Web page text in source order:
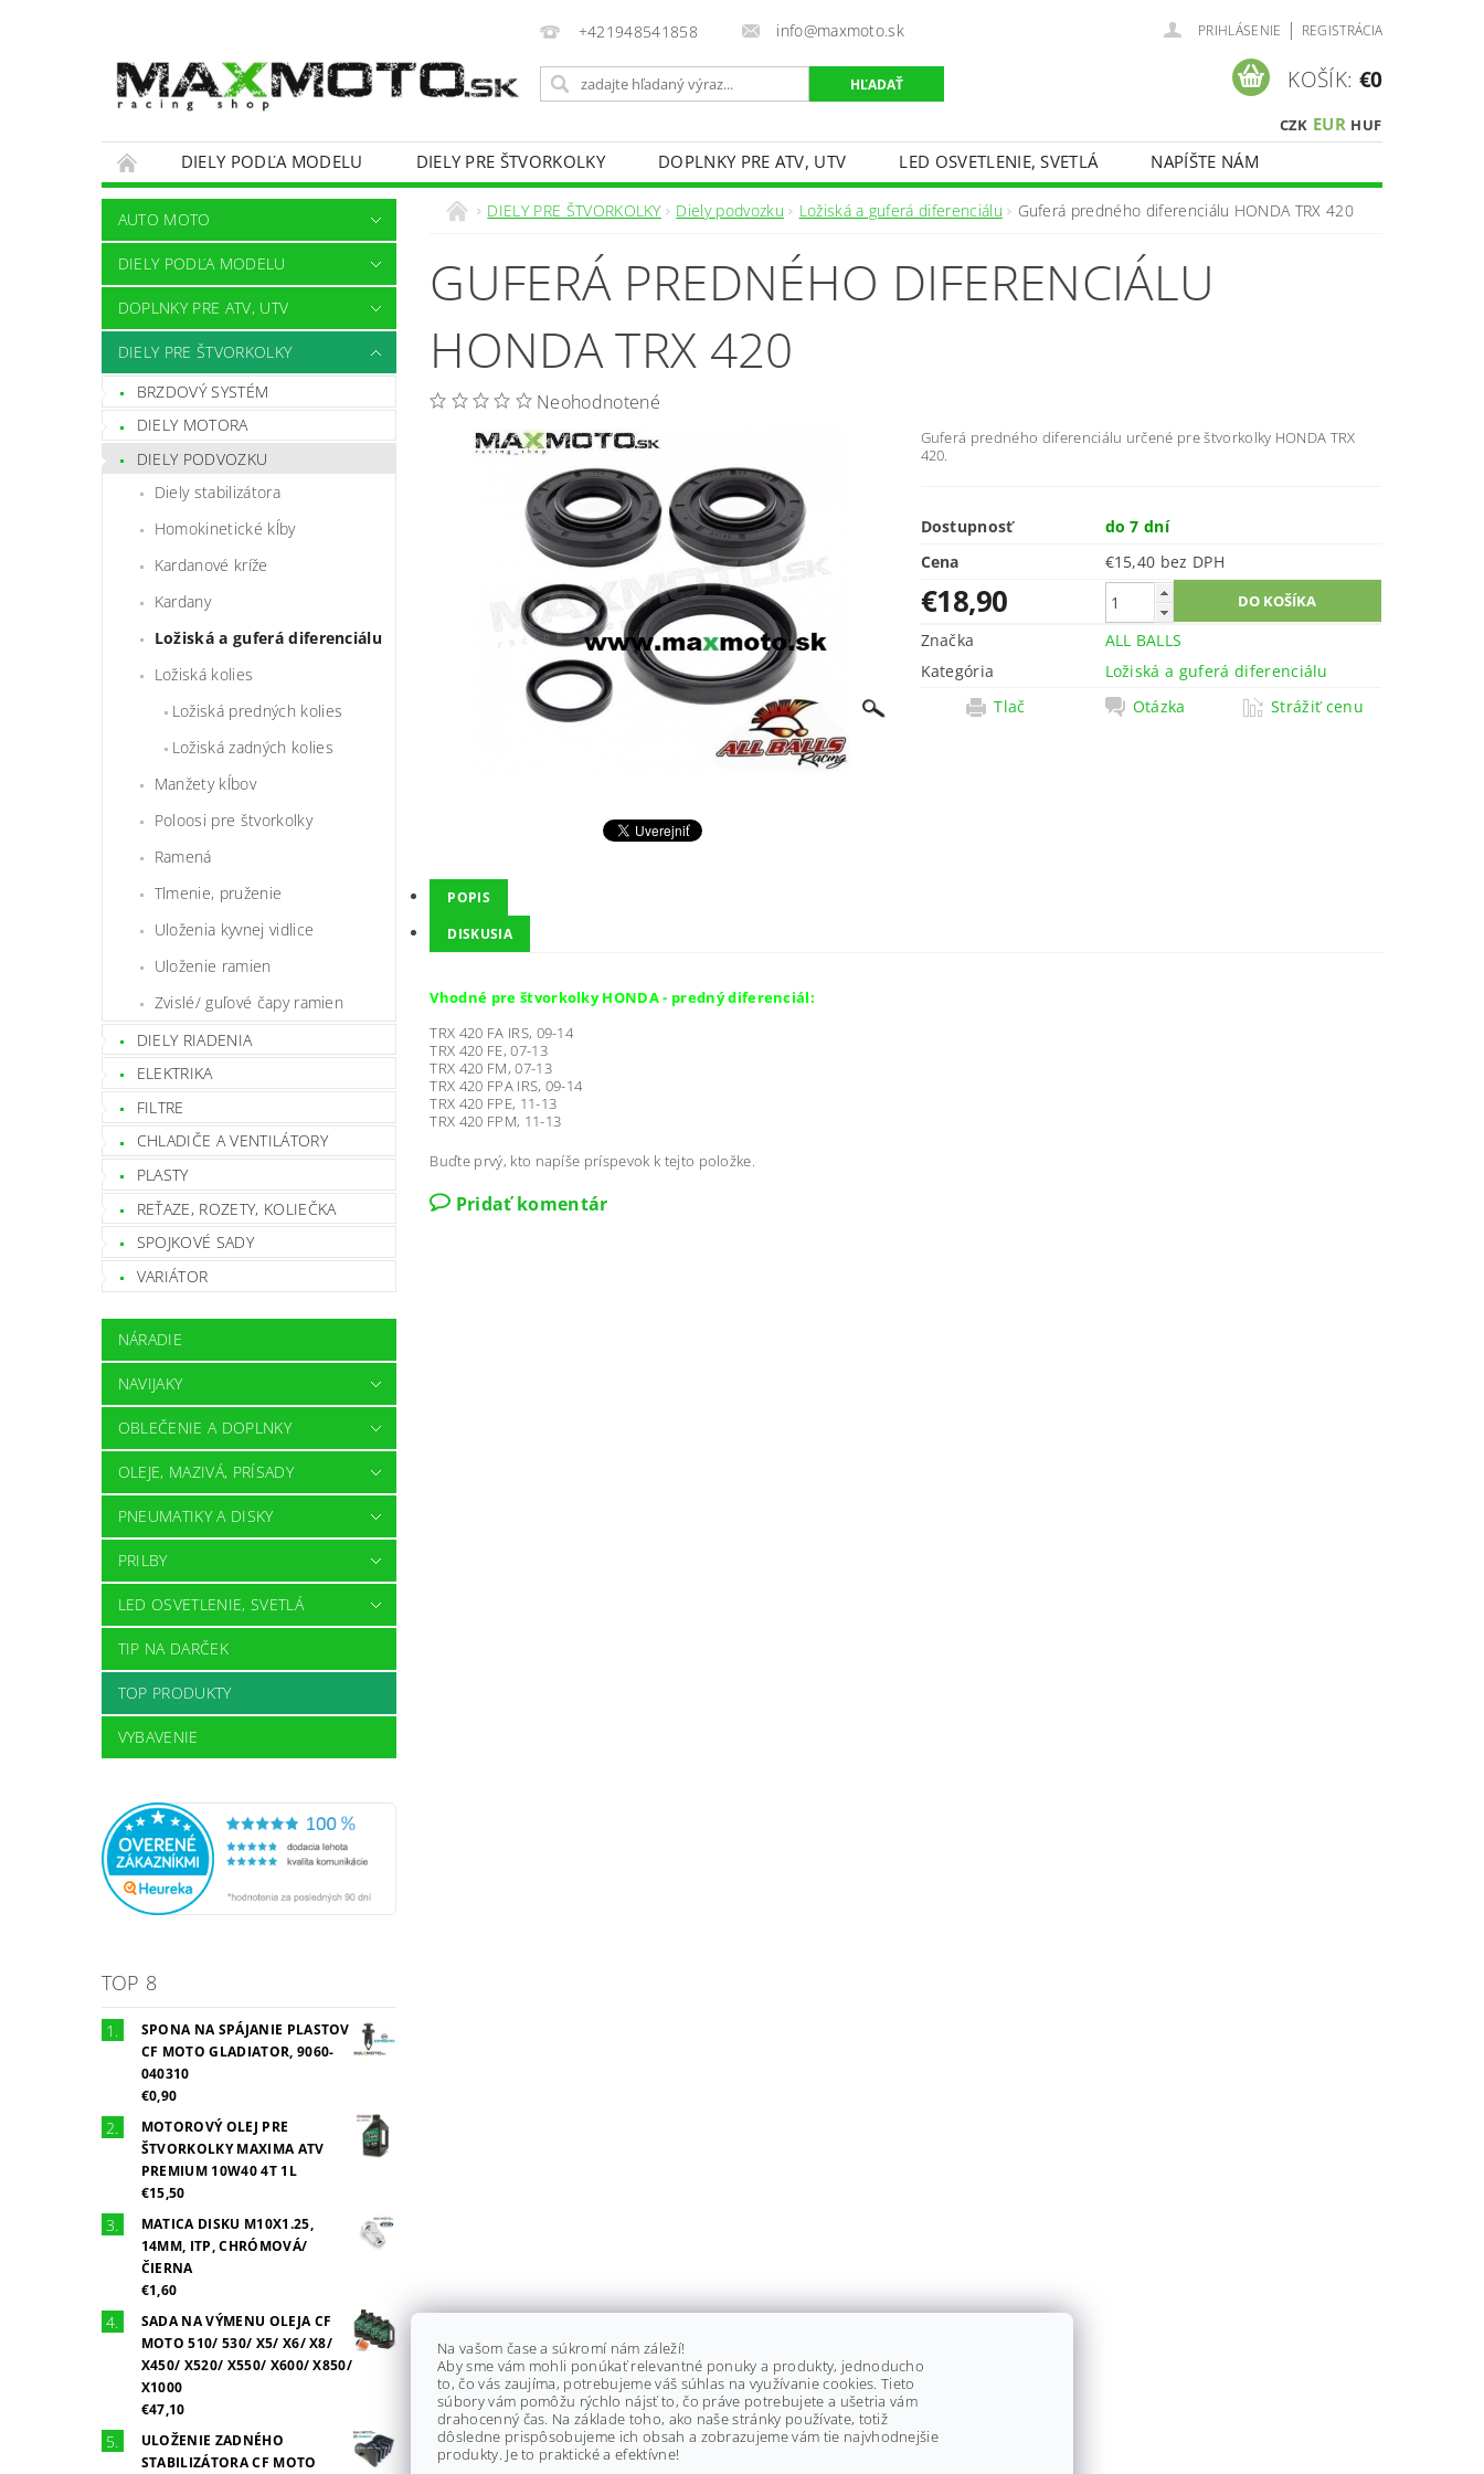
+421948541858 info@maxmoto.sk PRIHLÁSENIE | REGISTRÁCIA
CZK EUR HUF
KOŠÍK: €0
DIELY PODĽA MODELU DIELY PRE ŠTVORKOLKY DOPLNKY PRE ATV, UTV LED OSVETLENIE, SVETLÁ
NAPÍŠTE NÁM
OBCHODNÉ PODMIENKY
KONTAKTY
AUTO MOTO
DIELY PODĽA MODELU
DOPLNKY PRE ATV, UTV
DIELY PRE ŠTVORKOLKY
BRZDOVÝ SYSTÉM
DIELY MOTORA
DIELY PODVOZKU
Diely stabilizátora
Homokinetické kĺby
Kardanové kríže
Kardany
Ložiská a guferá diferenciálu
Ložiská kolies
Ložiská predných kolies
Ložiská zadných kolies
Manžety kĺbov
Poloosi pre štvorkolky
Ramená
Tlmenie, pruženie
Uloženia kyvnej vidlice
Uloženie ramien
Zvislé/ guľové čapy ramien
DIELY RIADENIA
ELEKTRIKA
FILTRE
CHLADIČE A VENTILÁTORY
PLASTY
REŤAZE, ROZETY, KOLIEČKA
SPOJKOVÉ SADY
VARIÁTOR
NÁRADIE
NAVIJAKY
OBLEČENIE A DOPLNKY
OLEJE, MAZIVÁ, PRÍSADY
PNEUMATIKY A DISKY
PRILBY
LED OSVETLENIE, SVETLÁ
TIP NA DARČEK
TOP PRODUKTY
VYBAVENIE
TOP 8
SPONA NA SPÁJANIE PLASTOV
CF MOTO GLADIATOR, 9060-
040310
€0,90
MOTOROVÝ OLEJ PRE
ŠTVORKOLKY MAXIMA ATV
PREMIUM 10W40 4T 1L
€15,50
MATICA DISKU M10X1.25,
14MM, ITP, CHRÓMOVÁ/
ČIERNA
€1,60
SADA NA VÝMENU OLEJA CF
MOTO 510/ 530/ X5/ X6/ X8/
X450/ X520/ X550/ X600/ X850/
X1000
€47,10
ULOŽENIE ZADNÉHO
STABILIZÁTORA CF MOTO
DIELY PRE ŠTVORKOLKY Diely podvozku Ložiská a guferá diferenciálu Guferá predného diferenciálu HONDA TRX 420
GUFERÁ PREDNÉHO DIFERENCIÁLU
HONDA TRX 420
Neohodnotené
Guferá predného diferenciálu určené pre štvorkolky HONDA TRX
420.
Dostupnosť
do 7 dní
Cena
€15,40 bez DPH
€18,90
Značka
ALL BALLS
Kategória
Ložiská a guferá diferenciálu
Tlač
Otázka Strážiť cenu
POPIS
DISKUSIA
Vhodné pre štvorkolky HONDA - predný diferenciál:
TRX 420 FA IRS, 09-14
TRX 420 FE, 07-13
TRX 420 FM, 07-13
TRX 420 FPA IRS, 09-14
TRX 420 FPE, 11-13
TRX 420 FPM, 11-13
Buďte prvý, kto napíše príspevok k tejto položke.
Pridať komentár
Na vašom čase a súkromí nám záleží!
Aby sme vám mohli ponúkať relevantné ponuky a produkty, jednoducho
to, čo vás zaujíma, potrebujeme váš súhlas na využívanie cookies. Tieto
súbory vám pomôžu rýchlo nájsť to, čo práve potrebujete a ušetria vám
drahocenný čas. Na základe toho, ako naše stránky používate, totiž
dôsledne prispôsobujeme ich obsah a zobrazujeme vám tie najvhodnejšie
produkty. Je to praktické a efektívne!